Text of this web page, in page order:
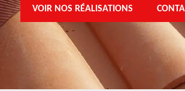
VOIR NOS RÉALISATIONS